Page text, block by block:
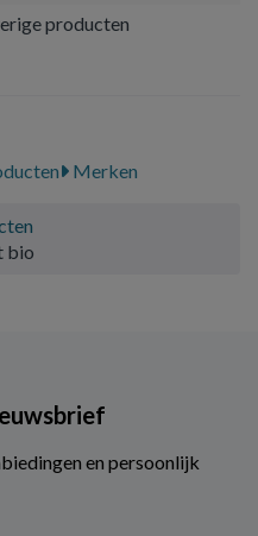
producten
Merken
bio
en persoonlijk